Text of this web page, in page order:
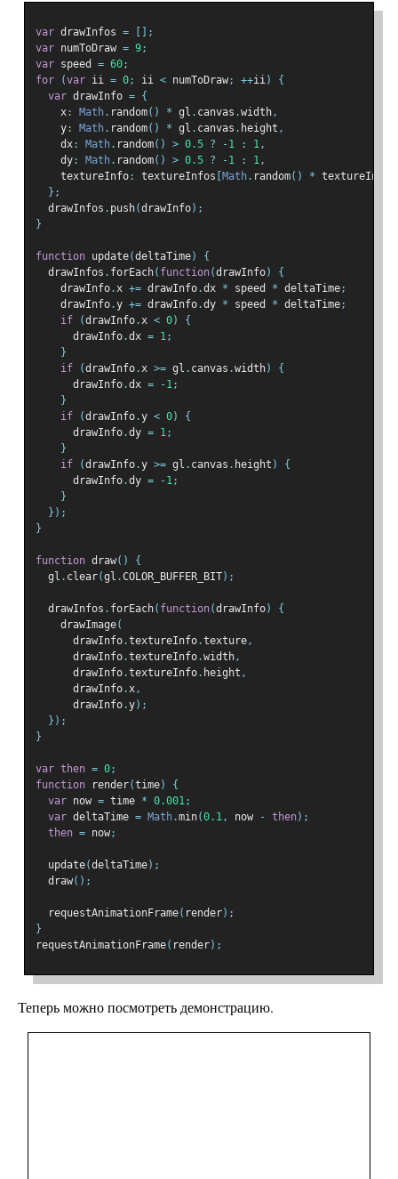
var drawInfos =
[];
var numToDraw = 9;
var speed = 60;
for
(var ii = 0; ii < numToDraw; ++ii)
{
var drawInfo = {
    x
: Math. random() * gl . canvas .width,
    y
: Math. random() * gl . canvas . height ,
    dx
: Math. random() > 0.5 ? -1 : 1,
    dy
: Math. random() > 0.5 ? -1 : 1,
    textureInfo
: textureInfos Math. random() * textureInfos
};
  drawInfos
. push(drawInfo);
}
function update(deltaTime)
{
  drawInfos
. forEach( function(drawInfo)
{
    drawInfo
.x += drawInfo.dx * speed * deltaTime;
    drawInfo
.y += drawInfo.dy * speed * deltaTime;
if
(drawInfo.x < 0)
{
      drawInfo
.dx = 1;
}
if
(drawInfo.x >= gl . canvas .width)
{
      drawInfo
.dx = -1;
}
if
(drawInfo.y < 0)
{
      drawInfo
.dy = 1;
}
if
(drawInfo.y >= gl . canvas . height )
{
      drawInfo
.dy = -1;
}
});
}
function draw()
{
  gl
. clear(gl .COLOR_BUFFER_BIT);
  drawInfos
. forEach( function(drawInfo)
{
    drawImage
(
      drawInfo
.textureInfo.texture,
      drawInfo
.textureInfo.width,
      drawInfo
.textureInfo. height ,
      drawInfo
.x,
      drawInfo
.y);
});
}
var then = 0;
function render(time)
{
var now = time * 0.001;
var deltaTime = Math.min(0.1, now - then);
then = now;
  update
(deltaTime);
  draw
();
  requestAnimationFrame
( render);
}
requestAnimationFrame( render);
Теперь можно посмотреть демонстрацию.